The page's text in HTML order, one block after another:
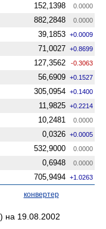
152,1398 0.0000
882,2848 0.0000
39,1853 +0.0009
71,0027 +0.8699
127,3562 -0.3063
56,6909 +0.1527
305,0954 +0.1400
11,9825 +0.2214
10,2481 0.0000
0,0326 +0.0005
532,9000 0.0000
0,6948 0.0000
705,9494 +1.0263
конвертер
на 19.08.2002